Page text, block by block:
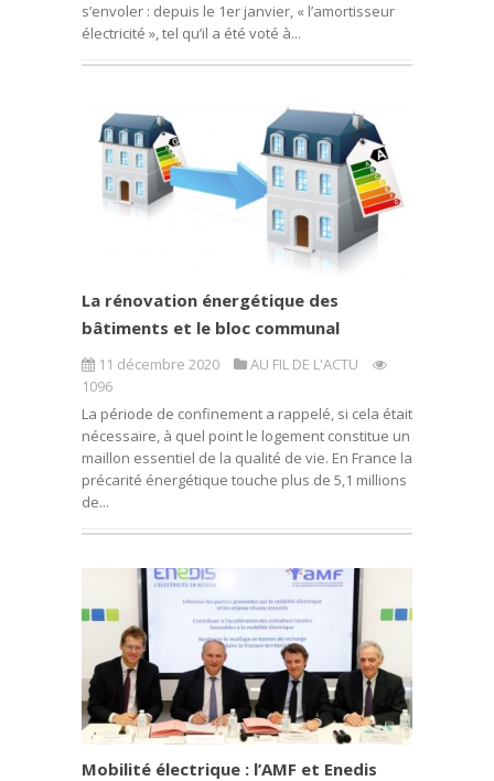
s’envoler : depuis le 1er janvier, « l’amortisseur
électricité », tel qu’il a été voté à...
La rénovation énergétique des
bâtiments et le bloc communal
11 décembre 2020
AU FIL DE L'ACTU
1096
La période de confinement a rappelé, si cela était
nécessaire, à quel point le logement constitue un
maillon essentiel de la qualité de vie. En France la
précarité énergétique touche plus de 5,1 millions
de...
Mobilité électrique : l’AMF et Enedis